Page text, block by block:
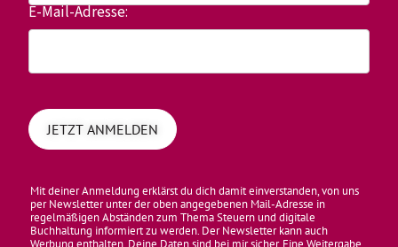
E-Mail-Adresse:
Mit deiner Anmeldung erklärst du dich damit einverstanden, von uns
per Newsletter unter der oben angegebenen Mail-Adresse in
regelmäßigen Abständen zum Thema Steuern und digitale
Buchhaltung informiert zu werden. Der Newsletter kann auch
Werbung enthalten. Deine Daten sind bei mir sicher. Eine Weitergabe